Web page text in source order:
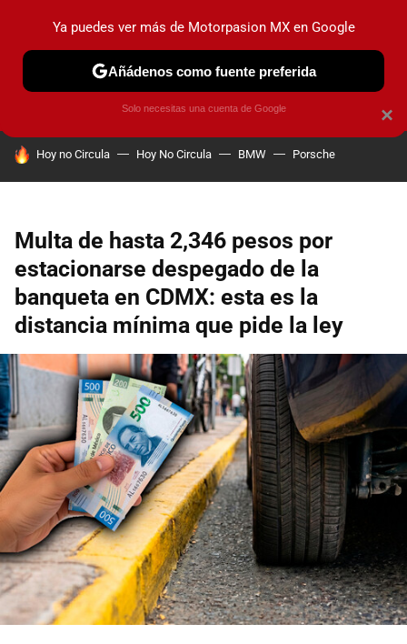
PRUEBAS INDUSTRIA HOY NO CIRCULA
HOY SE HABLA DE
Hoy no Circula Hoy No Circula BMW Porsche
Multa de hasta 2,346 pesos por
estacionarse despegado de la
banqueta en CDMX: esta es la
distancia mínima que pide la ley
×
Ya puedes ver más de Motorpasion MX en Google
Añádenos como fuente preferida
Solo necesitas una cuenta de Google